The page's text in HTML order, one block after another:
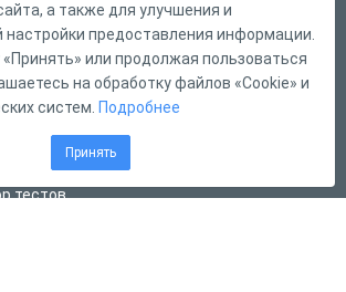
связи
тестов
а также для улучшения и
настройки предоставления информации.
или продолжая пользоваться
на обработку файлов «Cookie» и
систем. Подробнее
Принять